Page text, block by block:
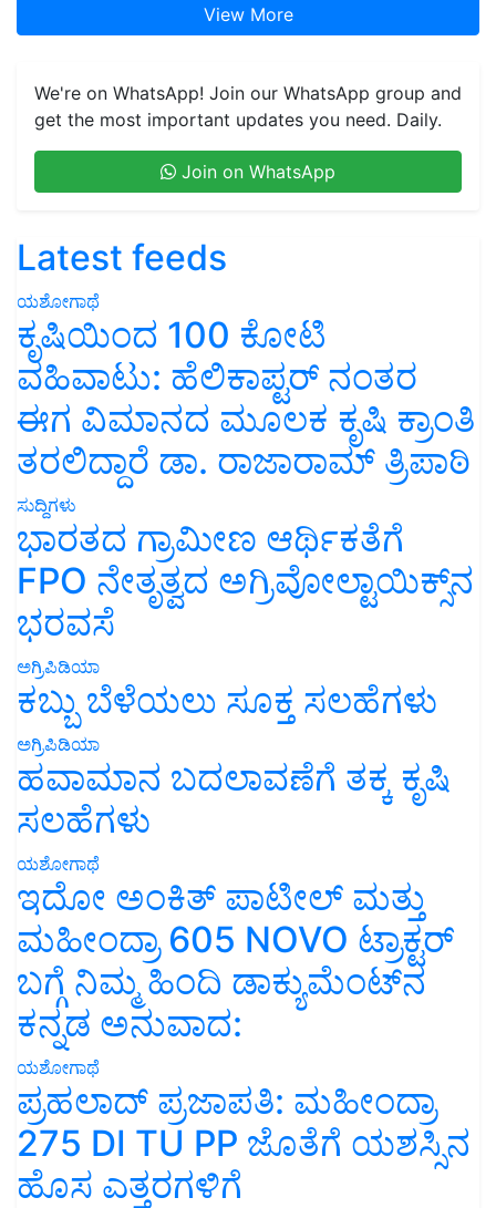
View More
We're on WhatsApp! Join our WhatsApp group and
get the most important updates you need. Daily.
Join on WhatsApp
Latest feeds
ಯಶೋಗಾಥೆ
ಕೃಷಿಯಿಂದ 100 ಕೋಟಿ
ವಹಿವಾಟು: ಹೆಲಿಕಾಪ್ಟರ್ ನಂತರ
ಈಗ ವಿಮಾನದ ಮೂಲಕ ಕೃಷಿ ಕ್ರಾಂತಿ
ತರಲಿದ್ದಾರೆ ಡಾ. ರಾಜಾರಾಮ್ ತ್ರಿಪಾಠಿ
ಸುದ್ದಿಗಳು
ಭಾರತದ ಗ್ರಾಮೀಣ ಆರ್ಥಿಕತೆಗೆ
FPO ನೇತೃತ್ವದ ಅಗ್ರಿವೋಲ್ಟಾಯಿಕ್ಸ್‌ನ
ಭರವಸೆ
ಅಗ್ರಿಪಿಡಿಯಾ
ಕಬ್ಬು ಬೆಳೆಯಲು ಸೂಕ್ತ ಸಲಹೆಗಳು
ಅಗ್ರಿಪಿಡಿಯಾ
ಹವಾಮಾನ ಬದಲಾವಣೆಗೆ ತಕ್ಕ ಕೃಷಿ
ಸಲಹೆಗಳು
ಯಶೋಗಾಥೆ
ಇದೋ ಅಂಕಿತ್ ಪಾಟೀಲ್ ಮತ್ತು
ಮಹೀಂದ್ರಾ 605 NOVO ಟ್ರಾಕ್ಟರ್
ಬಗ್ಗೆ ನಿಮ್ಮ ಹಿಂದಿ ಡಾಕ್ಯುಮೆಂಟ್‌ನ
ಕನ್ನಡ ಅನುವಾದ:
ಯಶೋಗಾಥೆ
ಪ್ರಹಲಾದ್ ಪ್ರಜಾಪತಿ: ಮಹೀಂದ್ರಾ
275 DI TU PP ಜೊತೆಗೆ ಯಶಸ್ಸಿನ
ಹೊಸ ಎತ್ತರಗಳಿಗೆ